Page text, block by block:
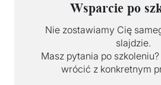
Wsparcie po
Nie zostawiamy Cię
slajdzie.
Masz pytania po
wrócić z konkretnym